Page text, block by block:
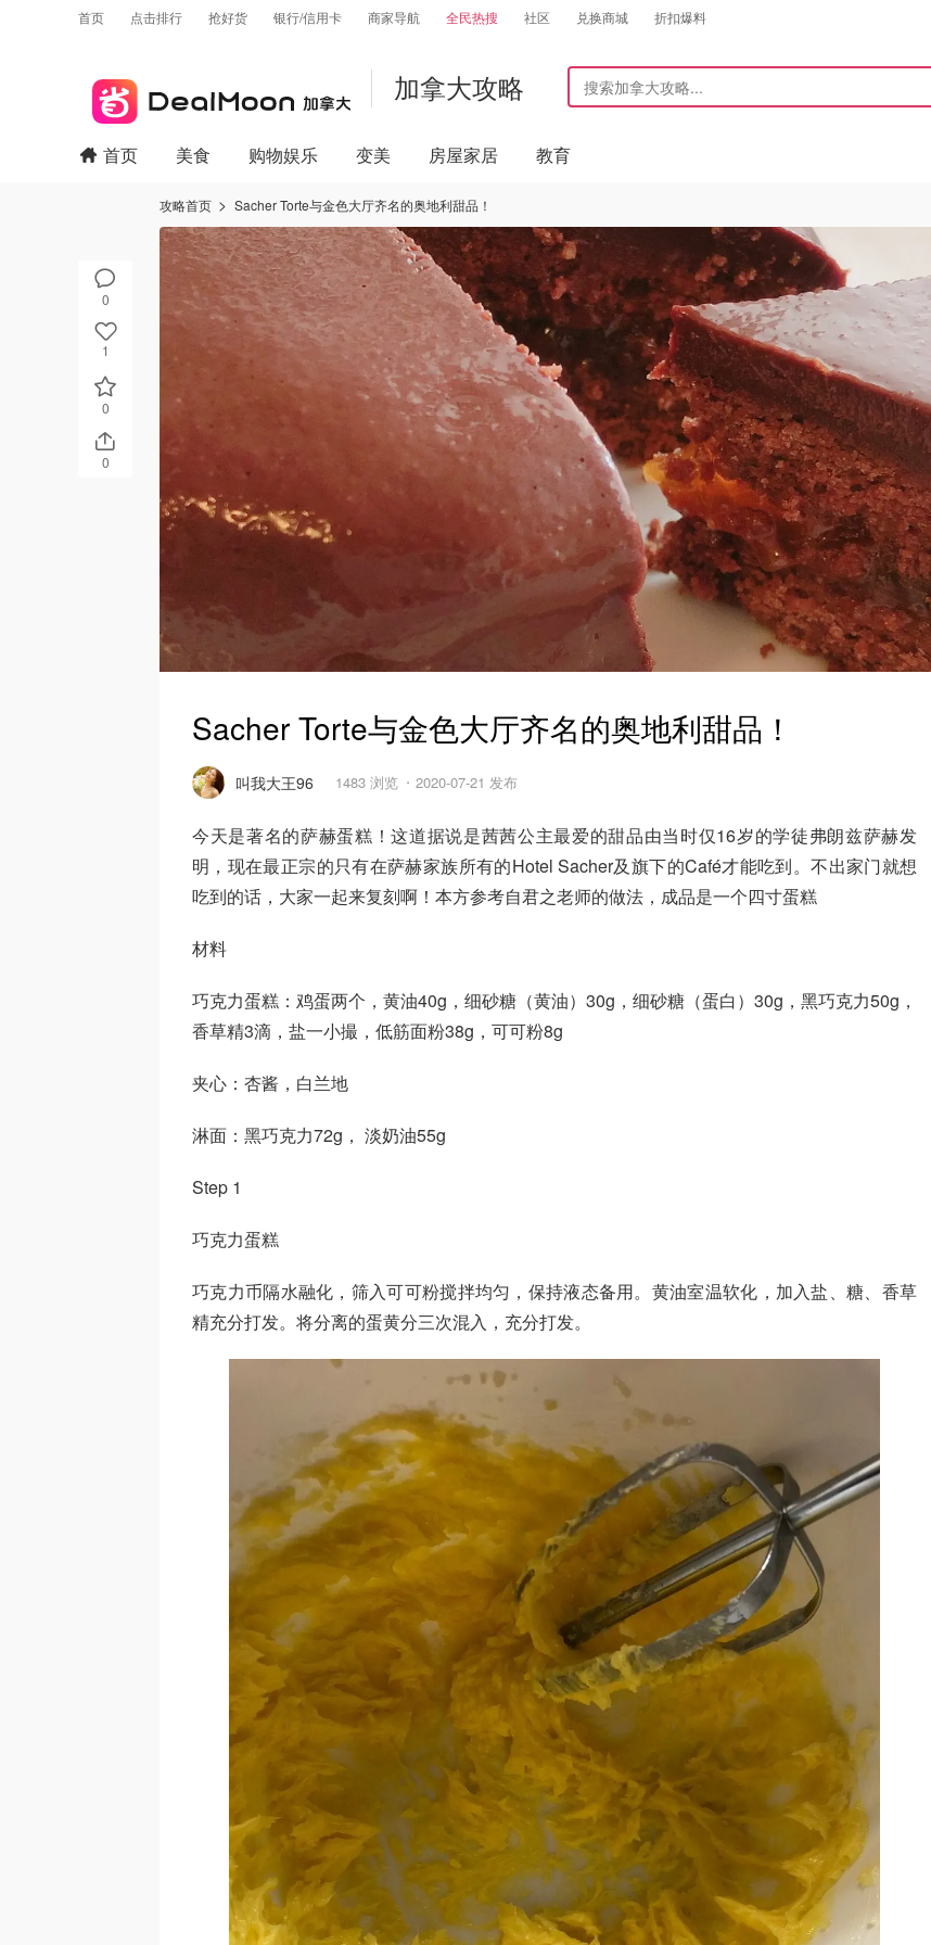
首页 点击排行 抢好货 银行/信用卡 商家导航 全民热搜 社区 兑换商城 折扣爆料
加拿大攻略
0
1
0
0
首页 美食 购物娱乐 变美 房屋家居 教育
攻略首页 Sacher Torte与金色大厅齐名的奥地利甜品！
Sacher Torte与金色大厅齐名的奥地利甜品！
叫我大王96 1483 浏览 2020-07-21 发布
今天是著名的萨赫蛋糕！这道据说是茜茜公主最爱的甜品由当时仅16岁的学徒弗朗兹萨赫发
明，现在最正宗的只有在萨赫家族所有的Hotel Sacher及旗下的Café才能吃到。不出家门就想
吃到的话，大家一起来复刻啊！本方参考自君之老师的做法，成品是一个四寸蛋糕
材料
巧克力蛋糕：鸡蛋两个，黄油40g，细砂糖（黄油）30g，细砂糖（蛋白）30g，黑巧克力50g，
香草精3滴，盐一小撮，低筋面粉38g，可可粉8g
夹心：杏酱，白兰地
淋面：黑巧克力72g， 淡奶油55g
Step 1
巧克力蛋糕
巧克力币隔水融化，筛入可可粉搅拌均匀，保持液态备用。黄油室温软化，加入盐、糖、香草
精充分打发。将分离的蛋黄分三次混入，充分打发。